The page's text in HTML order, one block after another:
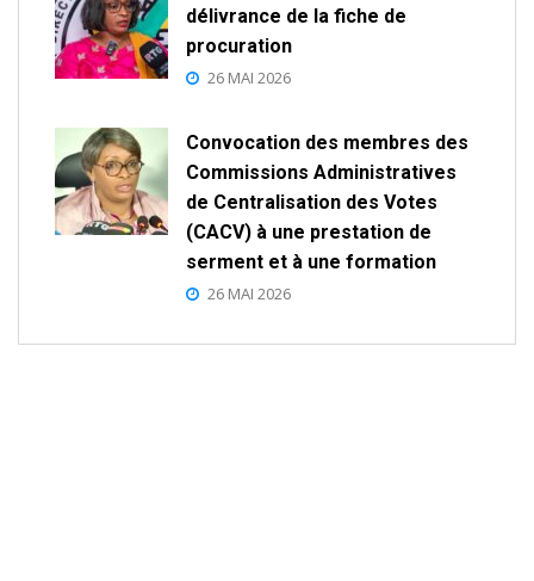
délivrance de la fiche de
procuration
26 MAI 2026
Convocation des membres des
Commissions Administratives
de Centralisation des Votes
(CACV) à une prestation de
serment et à une formation
26 MAI 2026